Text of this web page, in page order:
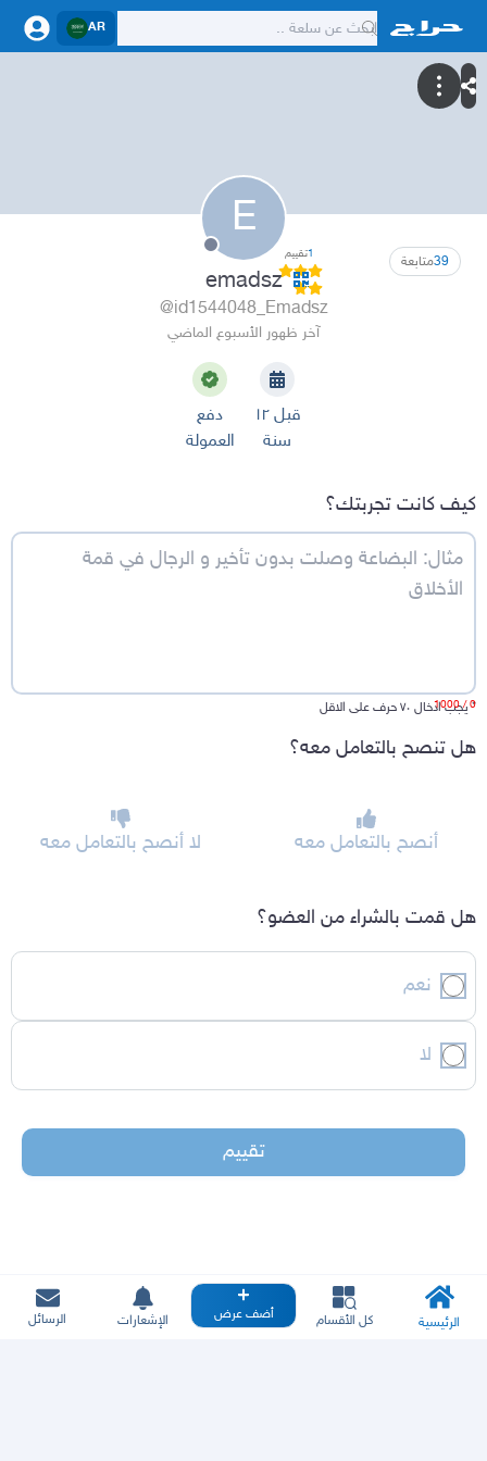
AR
E
39متابعة 1تقييم
emadsz
@id1544048_Emadsz
آخر ظهور الأسبوع الماضي
قبل ١٢
سنة
دفع
العمولة
كيف كانت تجربتك؟
*يجب ادخال ٧٠ حرف على الاقل0
/ 1000
هل تنصح بالتعامل معه؟
أنصح بالتعامل معه لا أنصح بالتعامل معه
هل قمت بالشراء من العضو؟
نعم
لا
تقييم
الرئيسية كل الأقسام أضف عرض الإشعارات الرسائل